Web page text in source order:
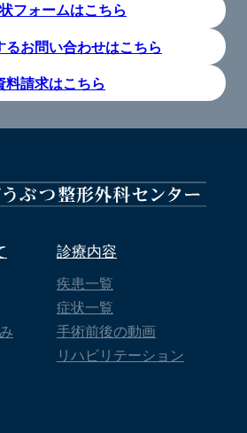
フォームはこちら
るお問い合わせはこちら
料請求はこちら
診療内容
疾患一覧
症状一覧
手術前後の動画
リハビリテーション